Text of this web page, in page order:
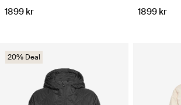
1899 kr 1899 kr
20% Deal